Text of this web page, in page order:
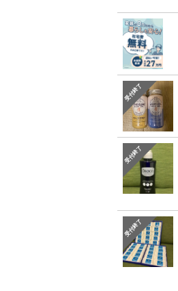
受付終了
受付終了
受付終了